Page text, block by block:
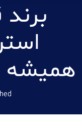
همیشه
: